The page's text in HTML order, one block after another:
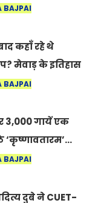
दिवस 2026 पर
BAJPAI
कहाँ रहे थे
मेवाड़ के इतिहास
अध्याय जो आज भी
BAJPAI
3,000 गायें एक
ऐसा नज़ारा कि
BAJPAI
दुबे ने CUET-